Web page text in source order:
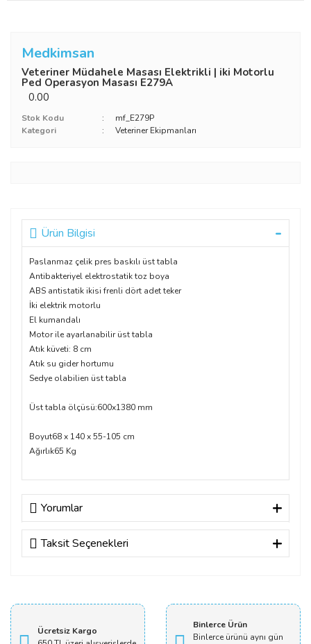
Medkimsan
Veteriner Müdahele Masası Elektrikli | iki Motorlu
Ped Operasyon Masası E279A
0.00
Stok Kodu
mf_E279P
Kategori
Veteriner Ekipmanları
Ürün Bilgisi
Paslanmaz çelik pres baskılı üst tabla
Antibakteriyel elektrostatik toz boya
ABS antistatik ikisi frenli dört adet teker
İki elektrik motorlu
El kumandalı
Motor ile ayarlanabilir üst tabla
Atık küveti: 8 cm
Atık su gider hortumu
Sedye olabilien üst tabla
Üst tabla ölçüsü:600x1380 mm
Boyut68 x 140 x 55-105 cm
Ağırlık65 Kg
Yorumlar
Bu ürüne ilk yorumu siz yapın!
Taksit Seçenekleri
Ücretsiz Kargo
Binlerce Ürün
Binlerce ürünü aynı gün